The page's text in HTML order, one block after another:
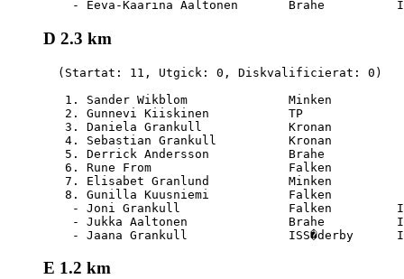
D 2.3 km
  (Startat: 11, Utgick: 0, Diskvalificierat: 0)
1. Sander Wikblom              Minken
2. Gunnevi Kiiskinen           TP
3. Daniela Grankull            Kronan
4. Sebastian Grankull          Kronan
5. Derrick Andersson           Brahe
6. Rune From                   Falken
7. Elisabet Granlund           Minken
8. Gunilla Kuusniemi           Falken
- Joni Grankull               Falken
- Jukka Aaltonen              Brahe
E 1.2 km